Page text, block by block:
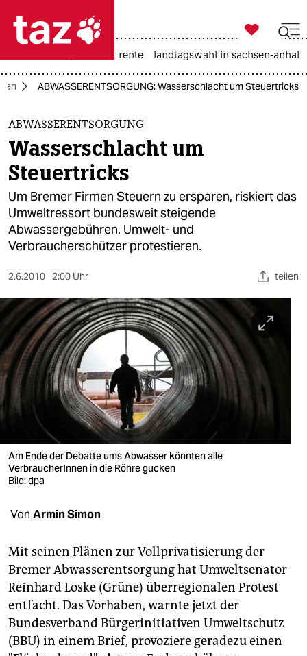
 taz zahl ich
taz zahl ich
themen
politik
öko
gesellschaft
kultur
sport
berlin
nord
wahrheit
verlag
veranstaltungen
shop
fragen & hilfe
abo
genossenschaft
epaper login

taz zahl ich
rente landtagswahl in sachsen-anhalt
ABWASSERENTSORGUNG: Wasserschlacht um Steuertricks
ABWASSERENTSORGUNG
Wasserschlacht um
Steuertricks
Um Bremer Firmen Steuern zu ersparen, riskiert das
Umweltressort bundesweit steigende
Abwassergebühren. Umwelt- und
Verbraucherschützer protestieren.
2.6.2010 2:00 Uhr teilen
Am Ende der Debatte ums Abwasser könnten alle
VerbraucherInnen in die Röhre gucken
Bild: dpa
Von Armin Simon
Mit seinen Plänen zur Vollprivatisierung der
Bremer Abwasserentsorgung hat Umweltsenator
Reinhard Loske (Grüne) überregionalen Protest
entfacht. Das Vorhaben, warnte jetzt der
Bundesverband Bürgerinitiativen Umweltschutz
(BBU) in einem Brief, provoziere geradezu einen